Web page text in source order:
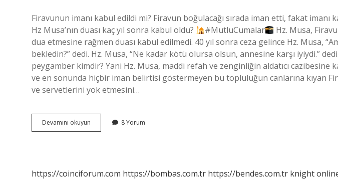
Firavunun imanı kabul edildi mi? Firavun boğulacağı sırada iman etti, fakat imanı
Hz Musa’nın duası kaç yıl sonra kabul oldu?
#MutluCumalar
Hz. Musa,
dua etmesine rağmen duası kabul edilmedi. 40 yıl sonra ceza gelince Hz. Musa,
bekledin?” dedi. Hz. Musa, “Ne kadar kötü olursa olsun, annesine karşı iyiydi.”
peygamber kimdir? Yani Hz. Musa, maddi refah ve zenginliğin aldatıcı cazibesine
ve en sonunda hiçbir iman belirtisi göstermeyen bu topluluğun canlarına kıyan
ve servetlerini yok etmesini…
Devamını okuyun Firavunun
Duası
8 Yorum
https://coinciforum.com https://bombas.com.tr https://bendes.com.tr knight